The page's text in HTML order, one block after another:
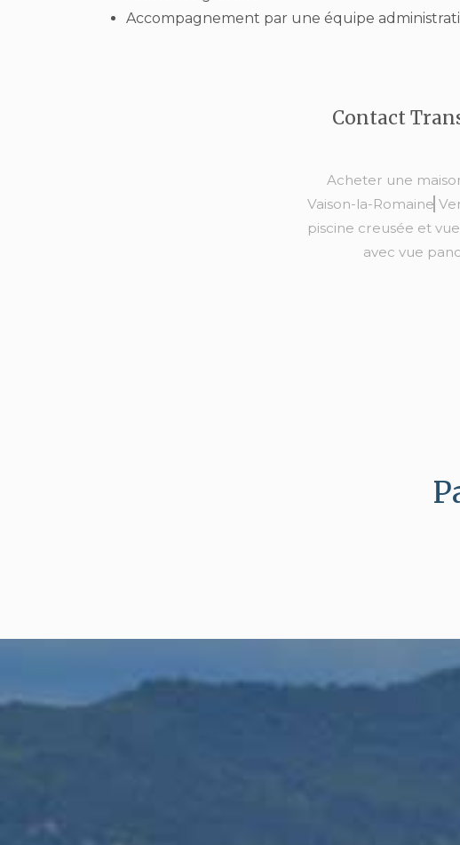
Accompagnement par une équipe
Contact
Acheter une
Vaison-la-Romaine
piscine creusée et
avec vue